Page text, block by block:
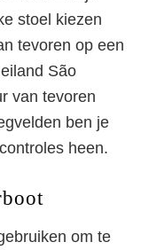
stoel kiezen
tevoren op een
São
van tevoren
ben je
heen.
om te